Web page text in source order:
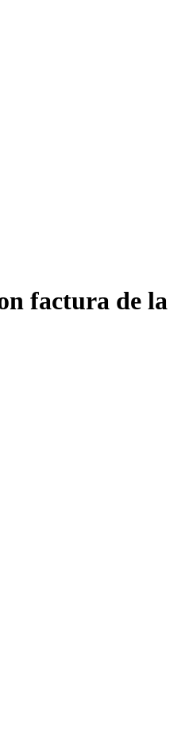
factura de la